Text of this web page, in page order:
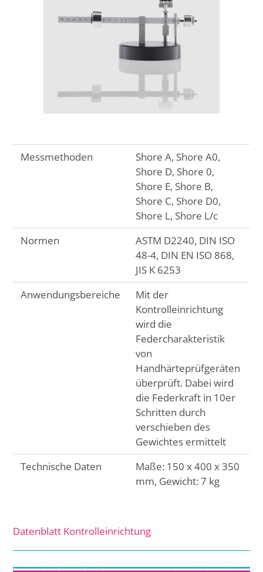
Messmethoden
Shore A, Shore A0,
Shore D, Shore 0,
Shore E, Shore B,
Shore C, Shore D0,
Shore L, Shore L/c
Normen
ASTM D2240, DIN ISO
48-4, DIN EN ISO 868,
JIS K 6253
Anwendungsbereiche
Mit der
Kontrolleinrichtung
wird die
Federcharakteristik
von
Handhärteprüfgeräten
überprüft. Dabei wird
die Federkraft in 10er
Schritten durch
verschieben des
Gewichtes ermittelt
Technische Daten
Maße: 150 x 400 x 350
mm, Gewicht: 7 kg
Datenblatt Kontrolleinrichtung